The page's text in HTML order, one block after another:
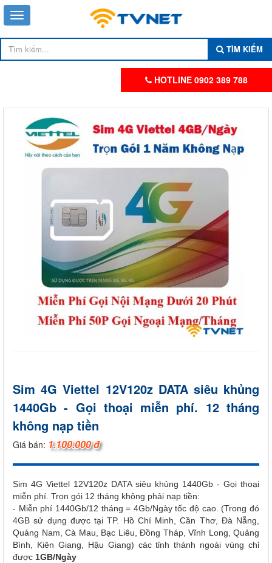
TÌM KIẾM
HOTLINE 0902 389 788
Sim 4G Viettel 12V120z DATA siêu khủng
1440Gb - Gọi thoại miễn phí. 12 tháng
không nạp tiền
Giá bán: 1.100.000 đ
Sim 4G Viettel 12V120z DATA siêu khủng 1440Gb - Gọi thoại
miễn phí. Trọn gói 12 tháng không phải nạp tiền:
- Miễn phí 1440Gb/12 tháng = 4Gb/Ngày tốc độ cao. (Trong đó
4GB sử dụng được tại TP. Hồ Chí Minh, Cần Thơ, Đà Nẵng,
Quảng Nam, Cà Mau, Bạc Liêu, Đồng Tháp, Vĩnh Long, Quảng
Bình, Kiên Giang, Hậu Giang) các tỉnh thành ngoài vùng chỉ
được 1GB/Ngày